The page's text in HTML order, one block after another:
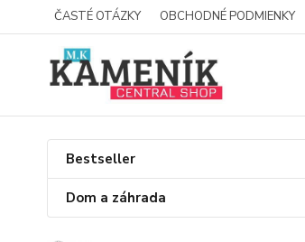
ČASTÉ OTÁZKY OBCHODNÉ PODMIENKY
Bestseller
Dom a záhrada